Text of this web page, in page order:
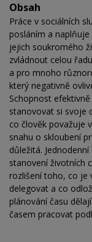
Obsah
Práce v sociálních
posláním a
jejich soukromého
zvládnout celou
a pro mnoho
který negativně
Schopnost
stanovovat si svoje
co člověk považuje
snahu o skloubení
důležitá.
stanovení životních
rozlišení toho, co je
delegovat a co
plánování času
časem pracovat